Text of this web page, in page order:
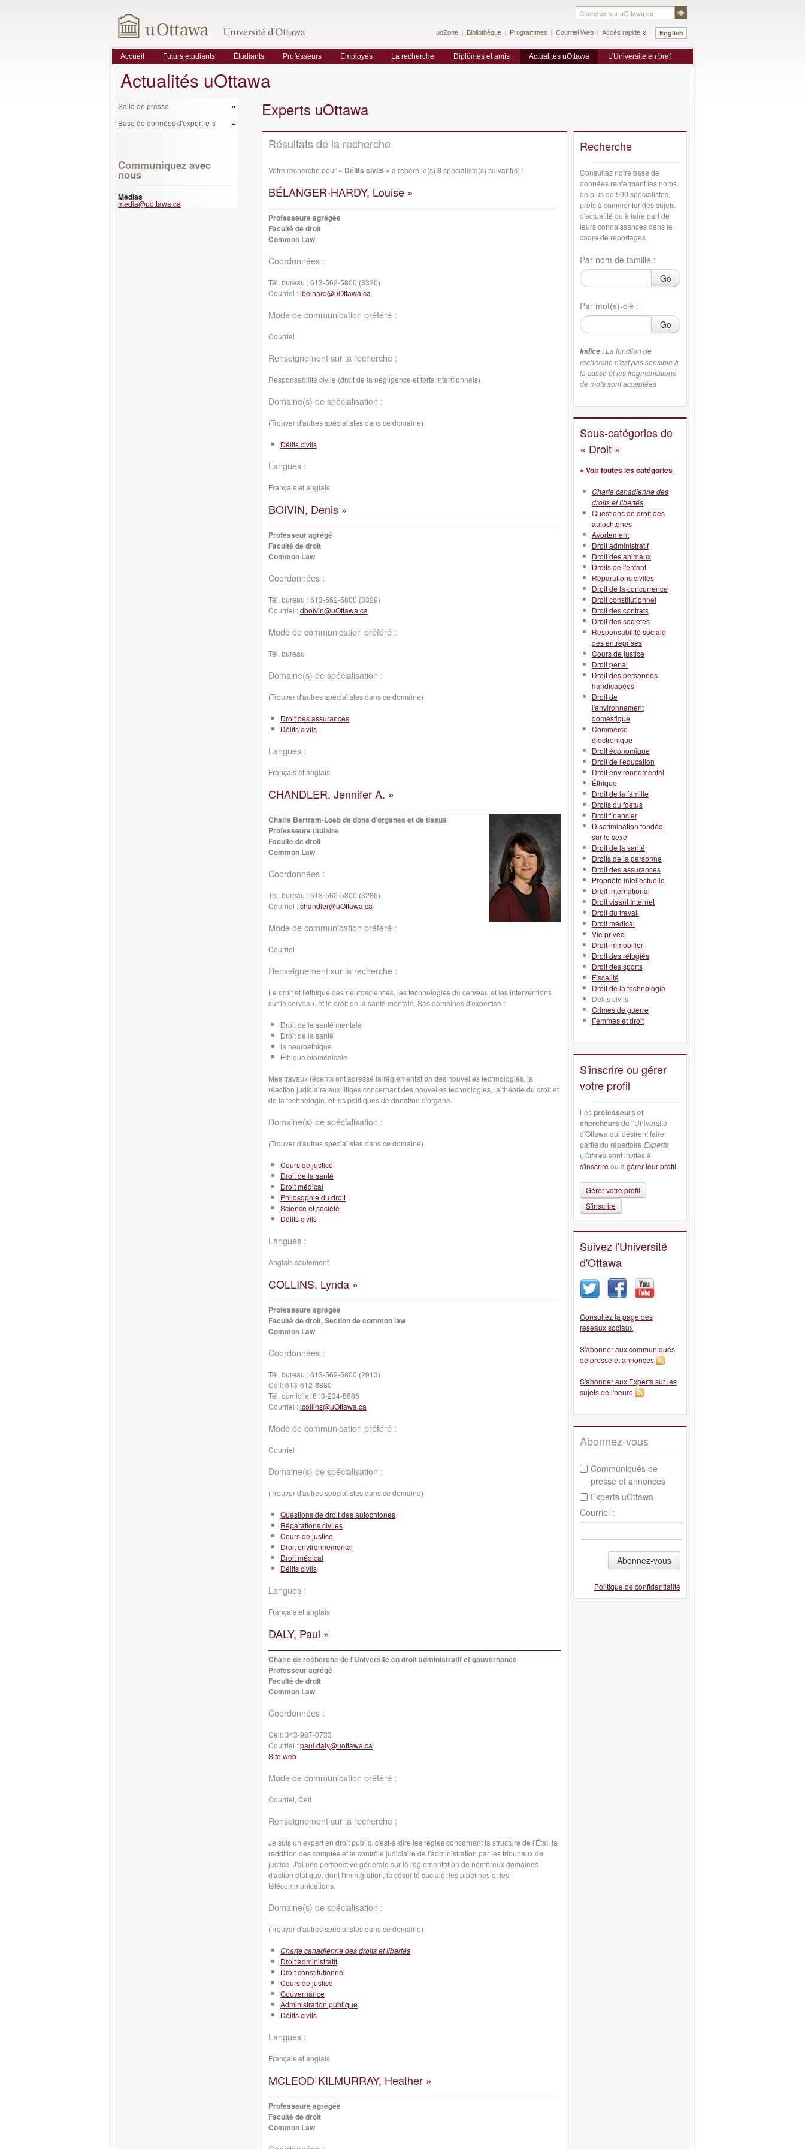
English
uoZone Bibliothèque Programmes Courriel Web Accès rapide
Accueil Futurs étudiants Étudiants Professeurs Employés La recherche Diplômés et amis Actualités uOttawa L'Université en bref
Actualités uOttawa
Salle de presse
Base de données d'expert-e-s
Communiquez avec
nous
Médias
media@uottawa.ca
Experts uOttawa
Résultats de la recherche
Votre recherche pour « Délits civils » a repéré le(s) 8spécialiste(s) suivant(s) :
BÉLANGER-HARDY, Louise »
Professeure agrégée
Faculté de droit
Common Law
Coordonnées :
Tél. bureau :613-562-5800 (3320)
Courriel :lbelhard@uOttawa.ca
Mode de communication préféré :
Courriel
Renseignement sur la recherche :
Responsabilité civile (droit de la négligence et torts intentionnels)
Domaine(s) de spécialisation :
(Trouver d'autres spécialistes dans ce domaine)
Délits civils
Langues :
Français et anglais
BOIVIN, Denis »
Professeur agrégé
Faculté de droit
Common Law
Coordonnées :
Tél. bureau :613-562-5800 (3329)
Courriel :dboivin@uOttawa.ca
Mode de communication préféré :
Tél. bureau
Domaine(s) de spécialisation :
(Trouver d'autres spécialistes dans ce domaine)
Droit des assurances
Délits civils
Langues :
Français et anglais
CHANDLER, Jennifer A. »
Chaire Bertram-Loeb de dons d’organes et de tissus
Professeure titulaire
Faculté de droit
Common Law
Coordonnées :
Tél. bureau :613-562-5800 (3286)
Courriel :chandler@uOttawa.ca
Mode de communication préféré :
Courriel
Renseignement sur la recherche :
Le droit et l'éthique des neurosciences, les technologies du cerveau et les interventions
sur le cerveau, et le droit de la santé mentale. Ses domaines d'expertise :
Droit de la santé mentale
Droit de la santé
la neuroéthique
Éthique biomédicale
Mes travaux récents ont adressé la réglementation des nouvelles technologies, la
réaction judiciaire aux litiges concernant des nouvelles technologies, la théorie du droit et
de la technologie, et les politiques de donation d'organe.
Domaine(s) de spécialisation :
(Trouver d'autres spécialistes dans ce domaine)
Cours de justice
Droit de la santé
Droit médical
Philosophie du droit
Science et société
Délits civils
Langues :
Anglais seulement
COLLINS, Lynda »
Professeure agrégée
Faculté de droit, Section de common law
Common Law
Coordonnées :
Tél. bureau :613-562-5800 (2913)
Cell:613-612-8880
Tél. domicile:613-234-8886
Courriel :lcollins@uOttawa.ca
Mode de communication préféré :
Courriel
Domaine(s) de spécialisation :
(Trouver d'autres spécialistes dans ce domaine)
Questions de droit des autochtones
Réparations civiles
Cours de justice
Droit environnemental
Droit médical
Délits civils
Langues :
Français et anglais
DALY, Paul »
Chaire de recherche de l'Université en droit administratif et gouvernance
Professeur agrégé
Faculté de droit
Common Law
Coordonnées :
Cell:343-987-0733
Courriel :paul.daly@uottawa.ca
Site web
Mode de communication préféré :
Courriel, Cell
Renseignement sur la recherche :
Je suis un expert en droit public, c'est-à-dire les règles concernant la structure de l'État, la
reddition des comptes et le contrôle judiciaire de l'administration par les tribunaux de
justice. J'ai une perspective générale sur la réglementation de nombreux domaines
d'action étatique, dont l'immigration, la sécurité sociale, les pipelines et les
télécommunications.
Domaine(s) de spécialisation :
(Trouver d'autres spécialistes dans ce domaine)
Charte canadienne des droits et libertés
Droit administratif
Droit constitutionnel
Cours de justice
Gouvernance
Administration publique
Délits civils
Langues :
Français et anglais
MCLEOD-KILMURRAY, Heather »
Professeure agrégée
Faculté de droit
Common Law
Recherche
Consultez notre base de
données renfermant les noms
de plus de 500 spécialistes,
prêts à commenter des sujets
d'actualité ou à faire part de
leurs connaissances dans le
cadre de reportages.
Par nom de famille :
Go
Par mot(s)-clé :
Go
Indice : La fonction de
recherche n'est pas sensible à
la casse et les fragmentations
de mots sont acceptées
Sous-catégories de
« Droit »
« Voir toutes les catégories
Charte canadienne des
droits et libertés
Questions de droit des
autochtones
Avortement
Droit administratif
Droit des animaux
Droits de l'enfant
Réparations civiles
Droit de la concurrence
Droit constitutionnel
Droit des contrats
Droit des sociétés
Responsabilité sociale
des entreprises
Cours de justice
Droit pénal
Droit des personnes
handicapées
Droit de
l'environnement
domestique
Commerce
électronique
Droit économique
Droit de l'éducation
Droit environnemental
Éthique
Droit de la famille
Droits du foetus
Droit financier
Discrimination fondée
sur le sexe
Droit de la santé
Droits de la personne
Droit des assurances
Propriété intellectuelle
Droit international
Droit visant Internet
Droit du travail
Droit médical
Vie privée
Droit immobilier
Droit des réfugiés
Droit des sports
Fiscalité
Droit de la technologie
Délits civils
Crimes de guerre
Femmes et droit
S'inscrire ou gérer
votre profil
Lesprofesseurs et
chercheurs de l'Université
d'Ottawa qui désirent faire
partie du répertoire Experts
uOttawa sont invités à
s'inscrireou à gérer leur profil.
Gérer votre profil
S'inscrire
Suivez l'Université
d'Ottawa
Consultez la page des
réseaux sociaux
S'abonner aux communiqués
de presse et annonces
S'abonner aux Experts sur les
sujets de l'heure
Abonnez-vous
Communiqués de
presse et annonces
Experts uOttawa
Courriel :
Abonnez-vous
Politique de confidentialité